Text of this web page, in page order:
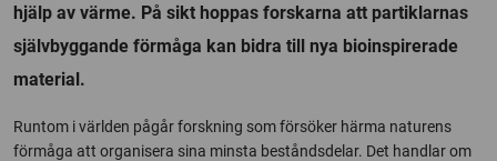
hjälp av värme. På sikt hoppas forskarna att partiklarnas
självbyggande förmåga kan bidra till nya bioinspirerade
material.
Runtom i världen pågår forskning som försöker härma naturens
förmåga att organisera sina minsta beståndsdelar. Det handlar om